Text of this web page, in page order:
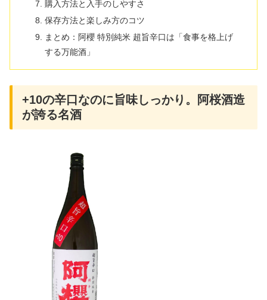
購入方法と入手のしやすさ
保存方法と楽しみ方のコツ
まとめ：阿櫻 特別純米 超旨辛口は「食事を格上げ
する万能酒」
+10の辛口なのに旨味しっかり。阿桜酒造
が誇る名酒